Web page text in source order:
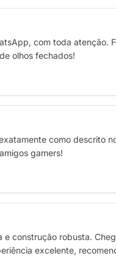
com toda atenção.
olhos fechados!
como descrito
gamers!
construção robusta.
excelente,